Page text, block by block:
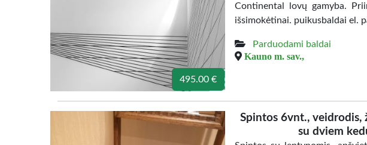
495.00 €
Continental lovų gamyba.
išsimokėtinai. puikusbaldai el.
Parduodami baldai
Kauno m. sav.,
Spintos 6vnt., veidrodis,
su dviem